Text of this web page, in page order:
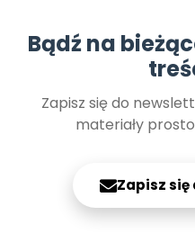
Bądź na
Zapisz się do
materiały
Zapisz